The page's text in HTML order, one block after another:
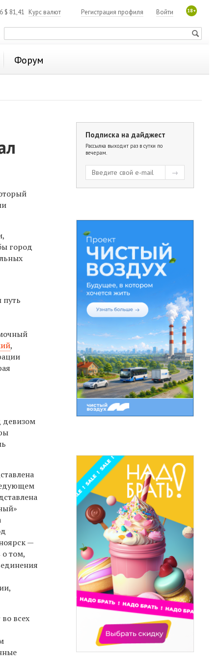
$ 81,41 Курс валют 18+
Войти
Регистрация профиля
Форум
город
путь
,
девизом
—
о том,
всех
Подписка на дайджест
Рассылка выходит раз в сутки по
вечерам.